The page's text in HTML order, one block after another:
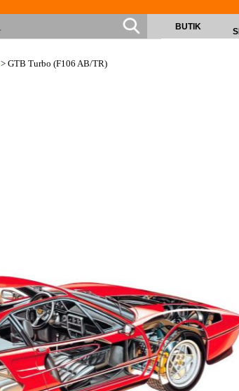
BUTIK
> GTB Turbo (F106 AB/TR)